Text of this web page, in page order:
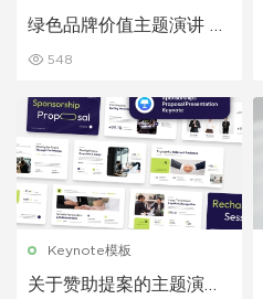
绿色品牌价值主题演讲 K
548
Keynote模板
关于赞助提案的主题演讲